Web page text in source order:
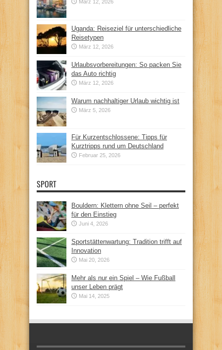
März 12, 2026
Uganda: Reiseziel für unterschiedliche
Reisetypen
März 12, 2026
Urlaubsvorbereitungen: So packen Sie
das Auto richtig
März 12, 2026
Warum nachhaltiger Urlaub wichtig ist
März 5, 2026
Für Kurzentschlossene: Tipps für
Kurztripps rund um Deutschland
Februar 25, 2026
SPORT
Bouldern: Klettern ohne Seil – perfekt
für den Einstieg
Juni 4, 2026
Sportstättenwartung: Tradition trifft auf
Innovation
Mai 20, 2026
Mehr als nur ein Spiel – Wie Fußball
unser Leben prägt
Mai 14, 2025